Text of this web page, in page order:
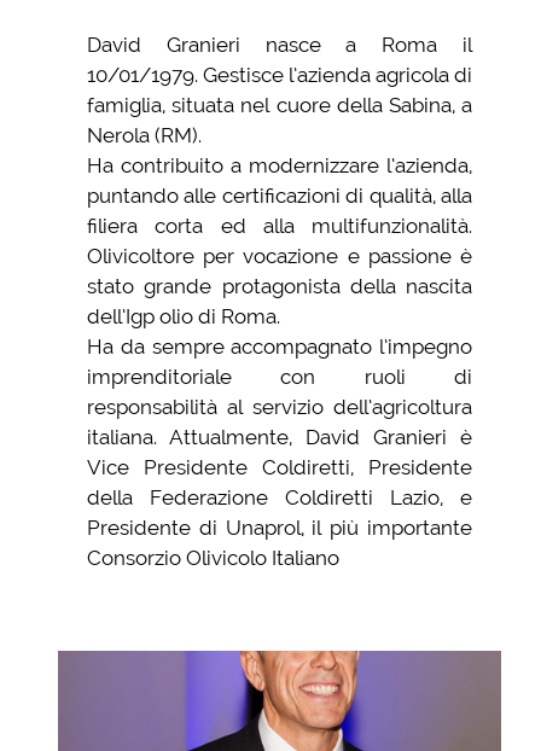
David Granieri nasce a Roma il
10/01/1979. Gestisce l’azienda agricola di
famiglia, situata nel cuore della Sabina, a
Nerola (RM).
Ha contribuito a modernizzare l’azienda,
puntando alle certificazioni di qualità, alla
filiera corta ed alla multifunzionalità.
Olivicoltore per vocazione e passione è
stato grande protagonista della nascita
dell’Igp olio di Roma.
Ha da sempre accompagnato l’impegno
imprenditoriale con ruoli di
responsabilità al servizio dell’agricoltura
italiana. Attualmente, David Granieri è
Vice Presidente Coldiretti, Presidente
della Federazione Coldiretti Lazio, e
Presidente di Unaprol, il più importante
Consorzio Olivicolo Italiano​